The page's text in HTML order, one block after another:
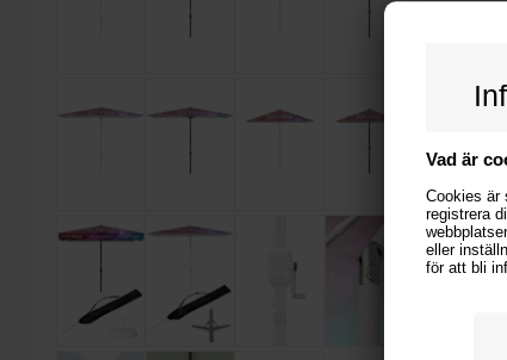
Vad är
Cookies är
registrera
eller
för att bli